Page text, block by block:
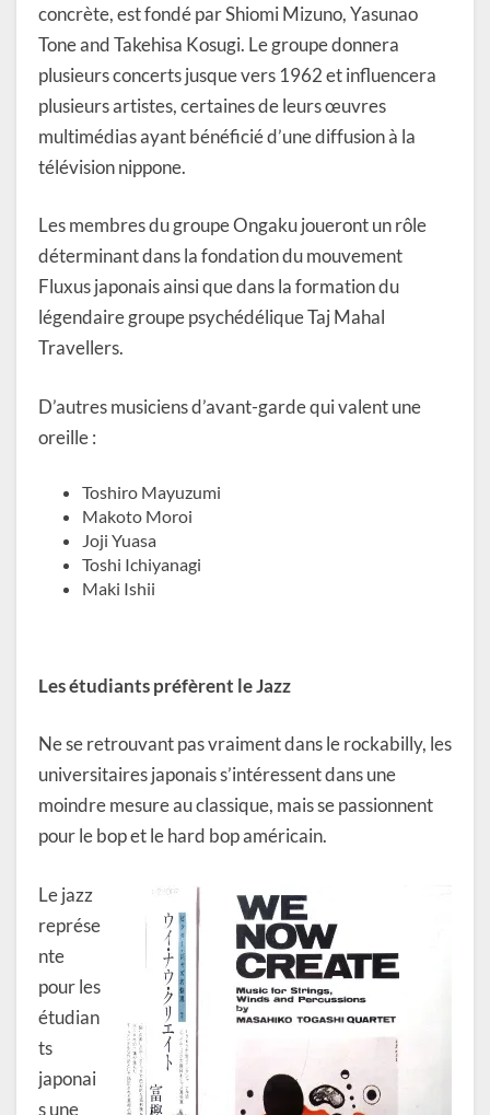
concrète, est fondé par Shiomi Mizuno, Yasunao
Tone and Takehisa Kosugi. Le groupe donnera
plusieurs concerts jusque vers 1962 et influencera
plusieurs artistes, certaines de leurs œuvres
multimédias ayant bénéficié d’une diffusion à la
télévision nippone.
Les membres du groupe Ongaku joueront un rôle
déterminant dans la fondation du mouvement
Fluxus japonais ainsi que dans la formation du
légendaire groupe psychédélique Taj Mahal
Travellers.
D’autres musiciens d’avant-garde qui valent une
oreille :
Toshiro Mayuzumi
Makoto Moroi
Joji Yuasa
Toshi Ichiyanagi
Maki Ishii
Les étudiants préfèrent le Jazz
Ne se retrouvant pas vraiment dans le rockabilly, les
universitaires japonais s’intéressent dans une
moindre mesure au classique, mais se passionnent
pour le bop et le hard bop américain.
Le jazz
représe
nte
pour les
étudian
ts
japonai
s une